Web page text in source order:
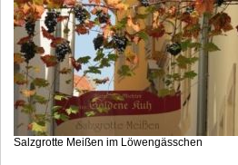
Salzgrotte Meißen im Löwengässchen